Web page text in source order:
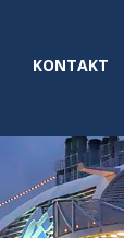
KONTAKT